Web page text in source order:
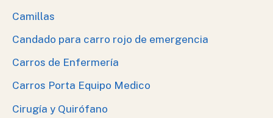
Camillas
Candado para carro rojo de emergencia
Carros de Enfermería
Carros Porta Equipo Medico
Cirugía y Quirófano